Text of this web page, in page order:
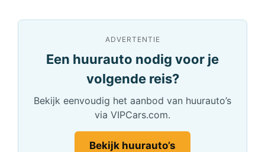
ADVERTENTIE
Een huurauto nodig voor je
volgende reis?
Bekijk eenvoudig het aanbod van huurauto’s
via VIPCars.com.
Bekijk huurauto’s